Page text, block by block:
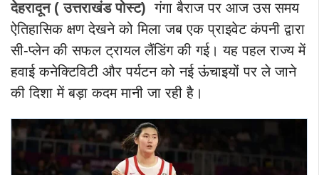
देहरादून ( उत्तराखंड पोस्ट) गंगा बैराज पर आज उस समय
ऐतिहासिक क्षण देखने को मिला जब एक प्राइवेट कंपनी द्वारा
सी-प्लेन की सफल ट्रायल लैंडिंग की गई। यह पहल राज्य में
हवाई कनेक्टिविटी और पर्यटन को नई ऊंचाइयों पर ले जाने
की दिशा में बड़ा कदम मानी जा रही है।